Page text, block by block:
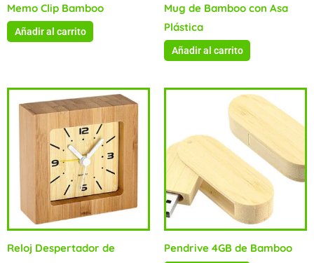
Memo Clip Bamboo
Añadir al carrito
Mug de Bamboo con Asa
Plástica
Añadir al carrito
Reloj Despertador de
Pendrive 4GB de Bamboo